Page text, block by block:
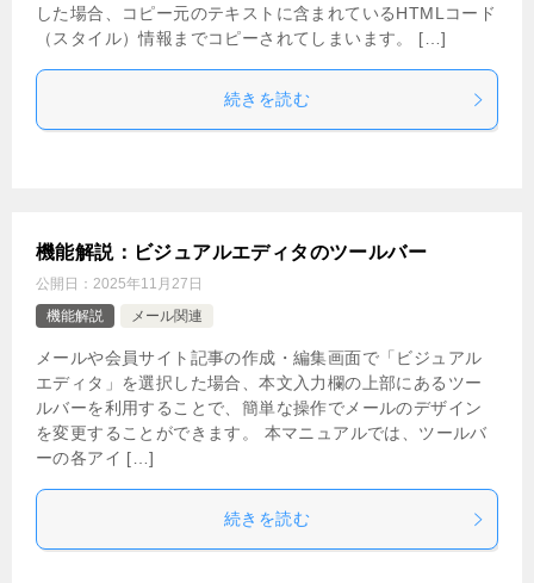
した場合、コピー元のテキストに含まれているHTMLコード
（スタイル）情報までコピーされてしまいます。 […]
続きを読む
機能解説：ビジュアルエディタのツールバー
公開日： 2025年11月27日
機能解説
メール関連
メールや会員サイト記事の作成・編集画面で「ビジュアル
エディタ」を選択した場合、本文入力欄の上部にあるツー
ルバーを利用することで、簡単な操作でメールのデザイン
を変更することができます。 本マニュアルでは、ツールバ
ーの各アイ […]
続きを読む